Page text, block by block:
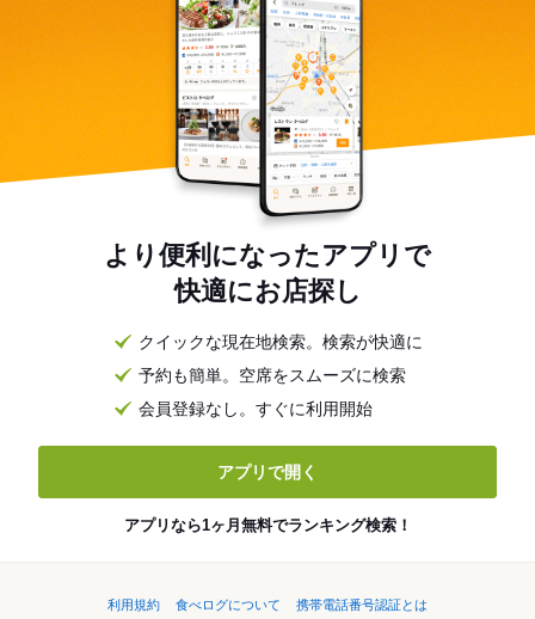
より便利になったアプリで
快適にお店探し
クイックな現在地検索。検索が快適に
予約も簡単。空席をスムーズに検索
会員登録なし。すぐに利用開始
アプリで開く
アプリなら1ヶ月無料でランキング検索！
利用規約 食べログについて
携帯電話番号認証とは